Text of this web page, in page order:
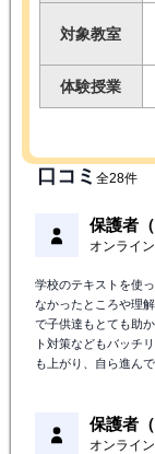
対象教室
体験授業
口コミ 全28件
保護者（
オンライ
学校のテキストを使
なかったところや理
で子供達もとても助
ト対策などもバッチ
も上がり、自ら進ん
保護者（
オンライ